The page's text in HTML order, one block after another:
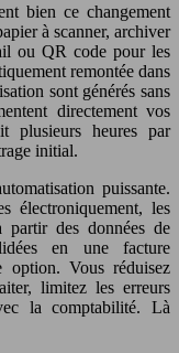
bien ce changement
à scanner, archiver
ou QR code pour les
remontée dans
sont générés sans
directement vos
plusieurs heures par
initial.
puissante.
électroniquement, les
partir des données de
en une facture
option. Vous réduisez
limitez les erreurs
la comptabilité. Là